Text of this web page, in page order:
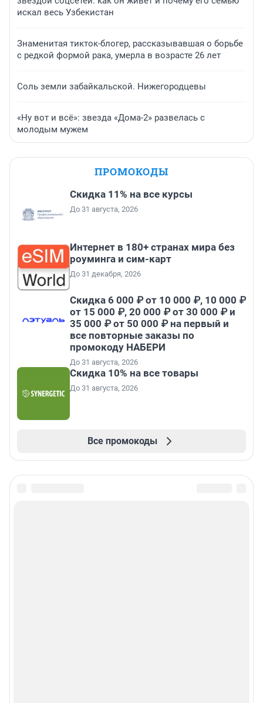
искал весь Узбекистан
Знаменитая тикток-блогер, рассказывавшая о борьбе
с редкой формой рака, умерла в возрасте 26 лет
Соль земли забайкальской. Нижегородцевы
«Ну вот и всё»: звезда «Дома-2» развелась с
молодым мужем
ПРОМОКОДЫ
Скидка 11% на все курсы
До 31 августа, 2026
Интернет в 180+ странах мира без
роуминга и сим-карт
До 31 декабря, 2026
Скидка 6 000 ₽ от 10 000 ₽, 10 000 ₽
от 15 000 ₽, 20 000 ₽ от 30 000 ₽ и
35 000 ₽ от 50 000 ₽ на первый и
все повторные заказы по
промокоду НАБЕРИ
До 31 августа, 2026
Скидка 10% на все товары
До 31 августа, 2026
Все промокоды